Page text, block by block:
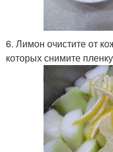
6. Лимон очистите от
которых снимите